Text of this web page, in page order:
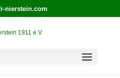
nierstein.com